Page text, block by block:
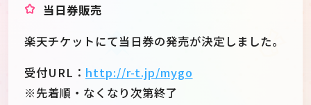
当日券販売
楽天チケットにて当日券の発売が決定しました。
受付URL： http://r-t.jp/mygo
※先着順・なくなり次第終了